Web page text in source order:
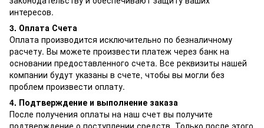
интересов.
3. Оплата Счета
Оплата производится исключительно по безналичному
расчету. Вы можете произвести платеж через банк на
основании предоставленного счета. Все реквизиты нашей
компании будут указаны в счете, чтобы вы могли без
проблем произвести оплату.
4. Подтверждение и выполнение заказа
После получения оплаты на наш счет вы получите
подтверждение о поступлении средств. Только после этого